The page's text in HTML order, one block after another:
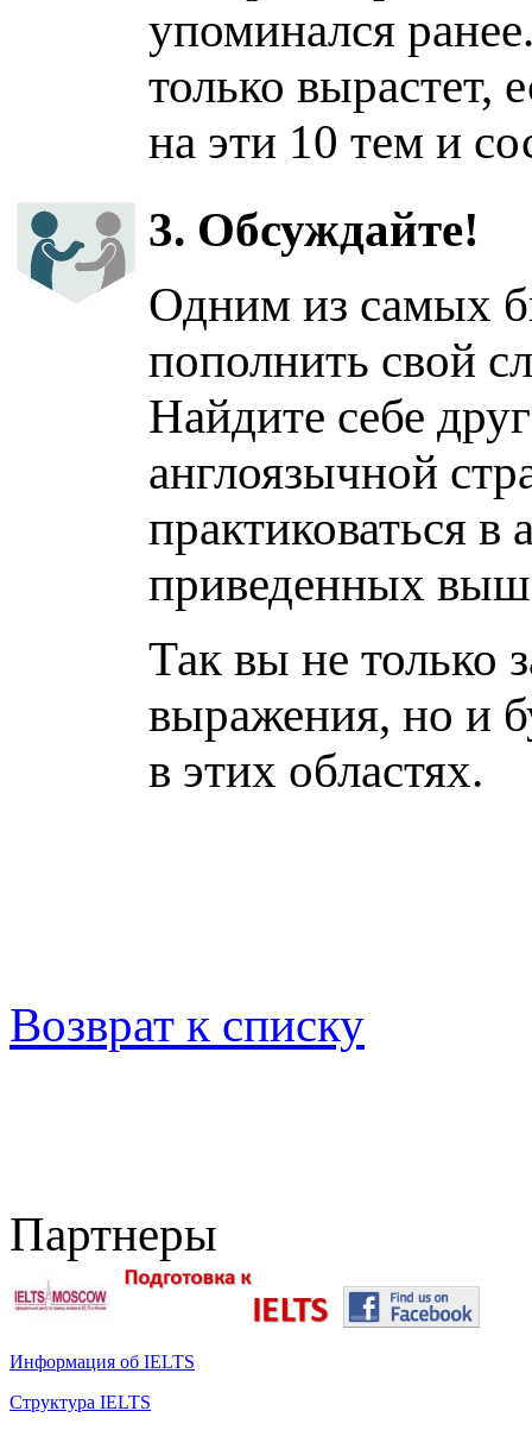
упоминался
только
на эти 10 тем и
3. Обсуждайте!
Одним из самых
пополнить свой
Найдите себе
англоязычной
практиковаться
приведенных
Так вы не только
выражения, но и
в этих областях.
Возврат к списку
Партнеры
Информация об IELTS
Структура IELTS